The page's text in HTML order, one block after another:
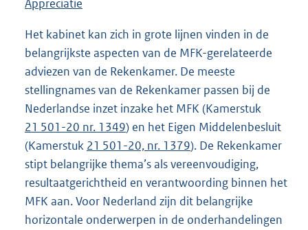
Appreciatie
Het kabinet kan zich in grote lijnen vinden in de
belangrijkste aspecten van de MFK-gerelateerde
adviezen van de Rekenkamer. De meeste
stellingnames van de Rekenkamer passen bij de
Nederlandse inzet inzake het MFK (Kamerstuk
21 501-20 nr. 1349) en het Eigen Middelenbesluit
(Kamerstuk 21 501-20, nr. 1379). De Rekenkamer
stipt belangrijke thema’s als vereenvoudiging,
resultaatgerichtheid en verantwoording binnen het
MFK aan. Voor Nederland zijn dit belangrijke
horizontale onderwerpen in de onderhandelingen